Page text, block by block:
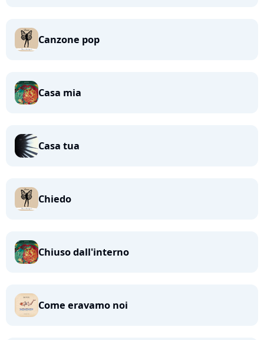
Canzone pop
Casa mia
Casa tua
Chiedo
Chiuso dall'interno
Come eravamo noi